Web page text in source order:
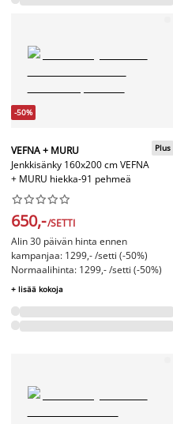
-50%
VEFNA + MURU
Jenkkisänky 160x200 cm VEFNA
+ MURU hiekka-91 pehmeä
Plus






650,-/SETTI
Alin 30 päivän hinta ennen
kampanjaa: 1299,- /setti (-50%)
Normaalihinta: 1299,- /setti (-50%)
+ lisää kokoja